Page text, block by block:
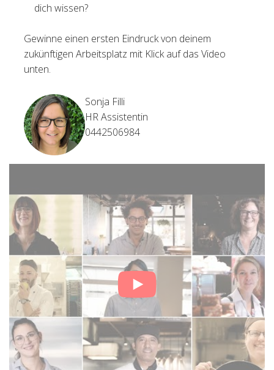
dich wissen?
Gewinne einen ersten Eindruck von deinem
zukünftigen Arbeitsplatz mit Klick auf das Video
unten.
Sonja Filli
HR Assistentin
0442506984